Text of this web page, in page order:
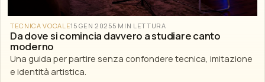
TECNICA VOCALE15 GEN 20255 MIN LETTURA
Da dove si comincia davvero a studiare canto
moderno
Una guida per partire senza confondere tecnica, imitazione
e identità artistica.